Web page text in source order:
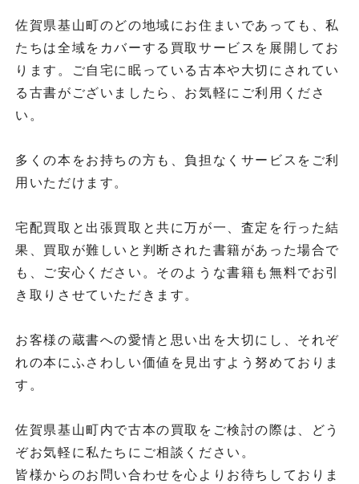
佐賀県基山町のどの地域にお住まいであっても、私
たちは全域をカバーする買取サービスを展開してお
ります。ご自宅に眠っている古本や大切にされてい
る古書がございましたら、お気軽にご利用くださ
い。
多くの本をお持ちの方も、負担なくサービスをご利
用いただけます。
宅配買取と出張買取と共に万が一、査定を行った結
果、買取が難しいと判断された書籍があった場合で
も、ご安心ください。そのような書籍も無料でお引
き取りさせていただきます。
お客様の蔵書への愛情と思い出を大切にし、それぞ
れの本にふさわしい価値を見出すよう努めておりま
す。
佐賀県基山町内で古本の買取をご検討の際は、どう
ぞお気軽に私たちにご相談ください。
皆様からのお問い合わせを心よりお待ちしておりま